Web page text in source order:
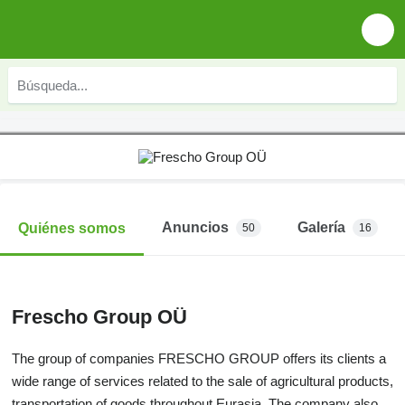
Quiénes somos Anuncios 50 Galería 16
Frescho Group OÜ
The group of companies FRESCHO GROUP offers its clients a
wide range of services related to the sale of agricultural products,